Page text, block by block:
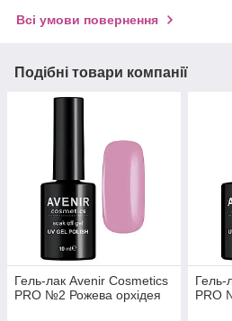
Всі умови повернення
Подібні товари компанії
Гель-лак Avenir Cosmetics
PRO №2 Рожева орхідея
Гель-
PRO